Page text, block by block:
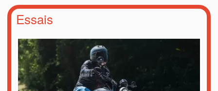
Essais